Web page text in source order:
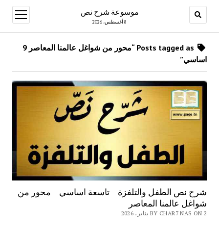
موسوعة شرح نص
8 أغسطس، 2026
open
menu
Posts tagged as “محور من شواغل عالمنا المعاصر 9
اساسي”
شرح نص الطفل والتلفزة – تاسعة اساسي – محور من
شواغل عالمنا المعاصر
BY CHAR7 NAS ON 2 يناير، 2026